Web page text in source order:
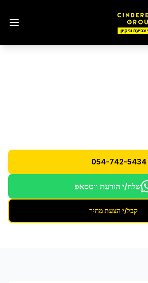
שלח/י הודעת ווטסאפ
קבל/י הצעת מחיר